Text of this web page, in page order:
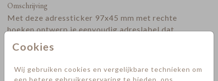
Cookies
Wij gebruiken cookies en vergelijkbare technieken om
een betere gebruikerservaring te bieden, ons
Omschrijving
Met deze adressticker 97x45 mm met rechte
hoeken ontwerp je eenvoudig adreslabel dat
perfect past bij jouw kaartstijl. De rechte vorm
zorgt voor een nette en minimalistische look.
enveloppen
compleet kunt maken met bijpassende
Toon meer